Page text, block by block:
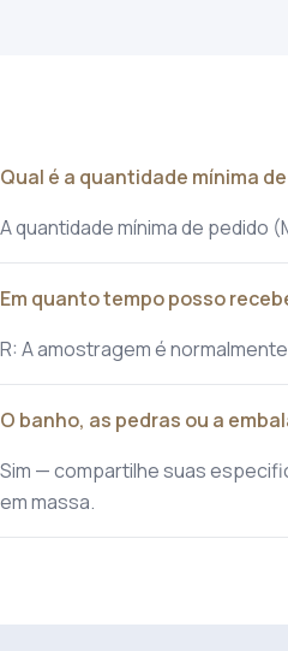
Qual é a quantidade mínima
A quantidade mínima de pedido
Em quanto tempo posso
R: A amostragem é
O banho, as pedras ou a
Sim — compartilhe suas
em massa.